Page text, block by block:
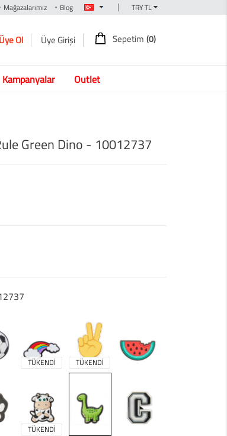
Mağazalarımız Blog |
Üye Ol Üye Girişi Sepetim (0)
Kampanyalar Outlet
Green Dino - 10012737
TÜKENDİ TÜKENDİ
TÜKENDİ